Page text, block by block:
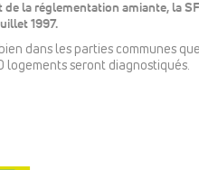
la réglementation amiante, la
1997.
dans les parties communes
logements seront diagnostiqués.